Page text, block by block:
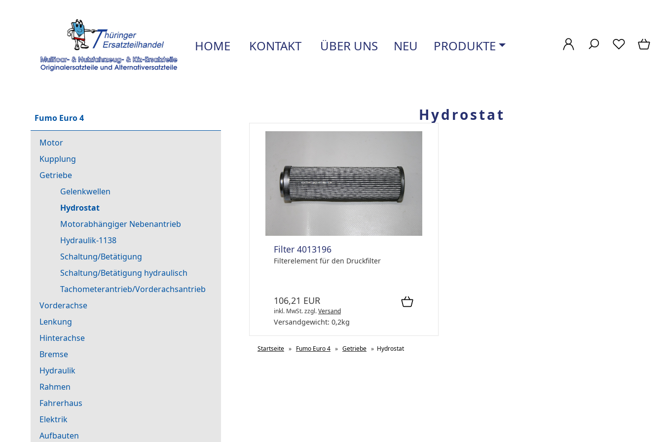
HOME KONTAKT ÜBER UNS NEU PRODUKTE
Fumo Euro 4
Motor
Kupplung
Getriebe
Gelenkwellen
Hydrostat
Motorabhängiger Nebenantrieb
Hydraulik-1138
Schaltung/Betätigung
Schaltung/Betätigung hydraulisch
Tachometerantrieb/Vorderachsantrieb
Vorderachse
Lenkung
Hinterachse
Bremse
Hydraulik
Rahmen
Fahrerhaus
Elektrik
Aufbauten
Hydrostat
Filter 4013196
Filterelement für den Druckfilter
106,21 EUR
inkl. MwSt.zzgl.Versand
Versandgewicht: 0,2kg
Startseite » Fumo Euro 4 » Getriebe » Hydrostat